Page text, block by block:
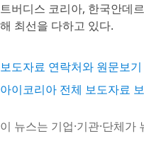
트버디스 코리아, 한국안데
해 최선을 다하고 있다.
보도자료 연락처와 원문보
아이코리아 전체 보도자료
이 뉴스는 기업·기관·단체